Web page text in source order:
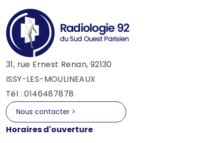
31, rue Ernest Renan, 92130
ISSY-LES-MOULINEAUX
Tél : 0146487878
Nous contacter >
Horaires d'ouverture